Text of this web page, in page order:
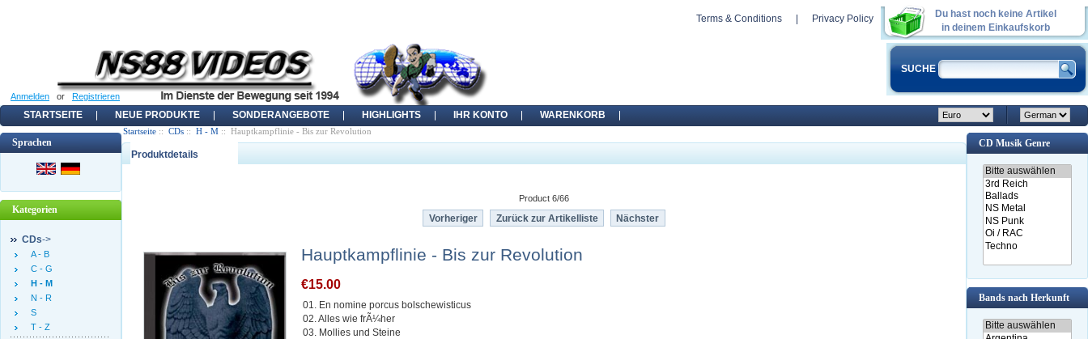
Du hast noch keine Artikel
in deinem Einkaufskorb
Terms & Conditions Privacy Policy
SUCHE
Anmelden or Registrieren
STARTSEITE NEUE PRODUKTE SONDERANGEBOTE HIGHLIGHTS IHR KONTO WARENKORB
Sprachen
Kategorien
CDs->
A - B
C - G
H - M
N - R
S
T - Z
Startseite :: CDs :: H - M :: Hauptkampflinie - Bis zur Revolution
Produktdetails
Product 6/66
Vorheriger Zurück zur Artikelliste Nächster
Hauptkampflinie - Bis zur Revolution
€15.00
01. En nomine porcus bolschewisticus
02. Alles wie frÃ¼her
03. Mollies und Steine
CD Musik Genre
Bands nach Herkunft